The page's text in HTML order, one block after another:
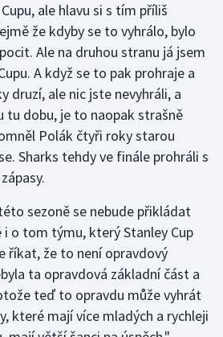
ale hlavu si s tím příliš
že kdyby se to vyhrálo, bylo
Ale na druhou stranu já jsem
A když se to pak prohraje a
druzí, ale nic jste nevyhráli, a
tu dobu, je to naopak strašně
Polák čtyři roky starou
Sharks tehdy ve finále prohráli s
sezoně se nebude přikládat
o tom týmu, který Stanley Cup
říkat, že to není opravdový
ta opravdová základní část a
teď to opravdu může vyhrát
které mají více mladých a rychleji